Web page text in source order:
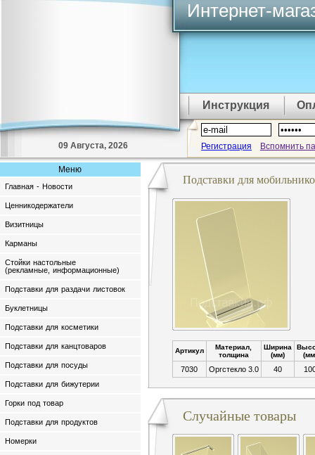
09 Августа, 2026
Интернет-
Инструкция
Регистрация Вспомнить
Меню
Главная - Новости
Ценникодержатели
Визитницы
Карманы
Стойки настольные
(рекламные, информационные)
Подставки для раздачи листовок
Буклетницы
Подставки для косметики
Подставки для канцтоваров
Подставки для посуды
Подставки для бижутерии
Горки под товар
Подставки для продуктов
Номерки
Подставки для
Артикул
Материал,
толщина
Ширина
(мм)
7030 Оргстекло 3.0 40
Случайные товары